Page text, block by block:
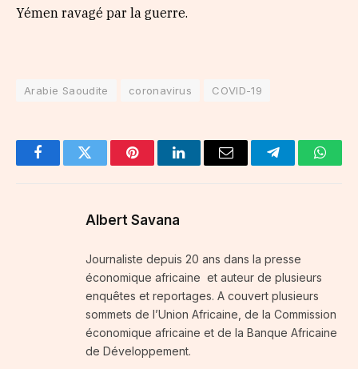
Yémen ravagé par la guerre.
Arabie Saoudite coronavirus COVID-19
FacebookTwitter PinterestLinkedInEmail Telegram
Albert Savana
Journaliste depuis 20 ans dans la presse
économique africaine et auteur de plusieurs
enquêtes et reportages. A couvert plusieurs
sommets de l’Union Africaine, de la Commission
économique africaine et de la Banque Africaine
de Développement.